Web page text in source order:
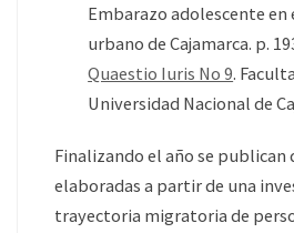
Embarazo adolescente
urbano de Cajamarca. p.
Quaestio Iuris No 9.
Universidad Nacional de
Finalizando el año se publican
elaboradas a partir de una
trayectoria migratoria de